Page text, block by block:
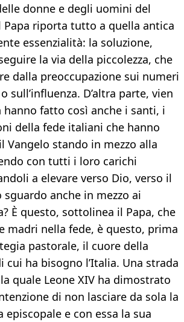
donne e degli uomini del
riporta tutto a quella antica
essenzialità: la soluzione,
la via della piccolezza, che
dalla preoccupazione sui numeri
sull’influenza. D’altra parte, vien
hanno fatto così anche i santi, i
della fede italiani che hanno
Vangelo stando in mezzo alla
con tutti i loro carichi
a elevare verso Dio, verso il
anche in mezzo ai
È questo, sottolinea il Papa, che
madri nella fede, è questo, prima
pastorale, il cuore della
cui ha bisogno l’Italia. Una strada
quale Leone XIV ha dimostrato
di non lasciare da sola la
episcopale e con essa la sua